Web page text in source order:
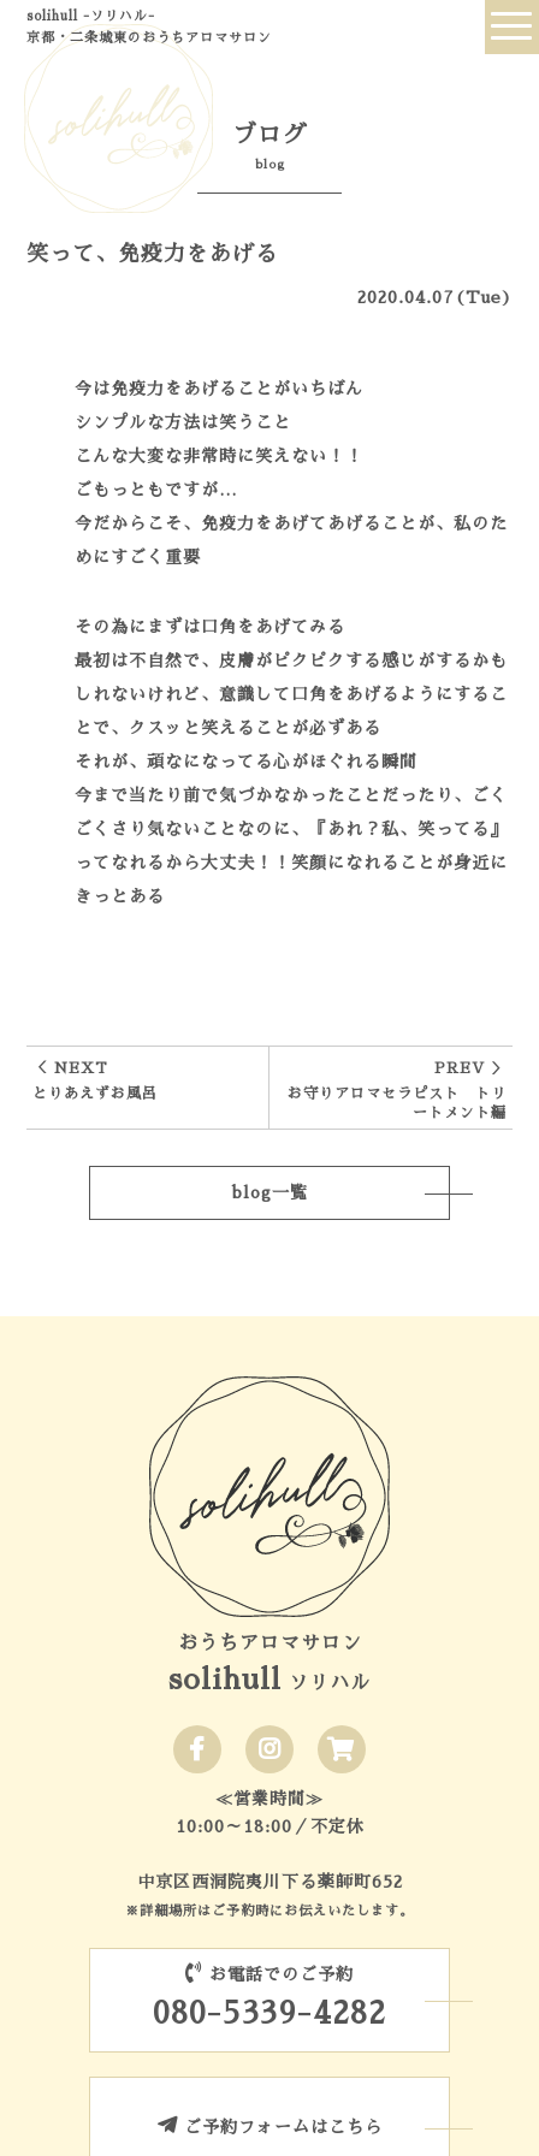
solihull -ソリハル-
京都・二条城東のおうちアロマサロン
ブログ
blog
笑って、免疫力をあげる
2020.04.07(Tue)
今は免疫力をあげることがいちばん
シンプルな方法は笑うこと
こんな大変な非常時に笑えない！！
ごもっともですが…
今だからこそ、免疫力をあげてあげることが、私のた
めにすごく重要
その為にまずは口角をあげてみる
最初は不自然で、皮膚がピクピクする感じがするかも
しれないけれど、意識して口角をあげるようにするこ
とで、クスッと笑えることが必ずある
それが、頑なになってる心がほぐれる瞬間
今まで当たり前で気づかなかったことだったり、ごく
ごくさり気ないことなのに、『あれ？私、笑ってる』
ってなれるから大丈夫！！ 笑顔になれることが身近に
きっとある
＜ NEXT
とりあえずお風呂
PREV ＞
お守りアロマセラピスト トリ
ートメント編
blog一覧
おうちアロマサロン
solihull ソリハル
≪営業時間≫
10:00～18:00／不定休
中京区西洞院夷川下る薬師町652
※詳細場所はご予約時にお伝えいたします。
お電話でのご予約
080-5339-4282
ご予約フォームはこちら